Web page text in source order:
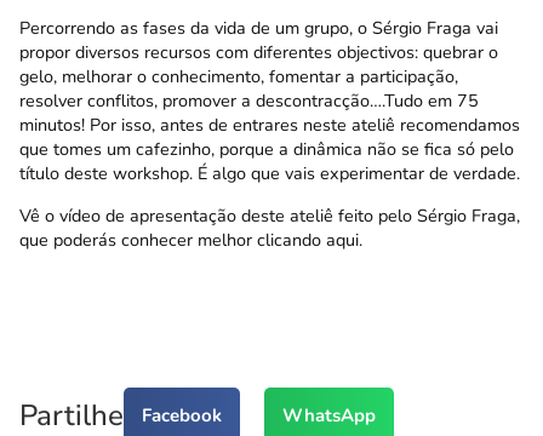
Percorrendo as fases da vida de um grupo, o Sérgio Fraga vai
propor diversos recursos com diferentes objectivos: quebrar o
gelo, melhorar o conhecimento, fomentar a participação,
resolver conflitos, promover a descontracção….Tudo em 75
minutos! Por isso, antes de entrares neste ateliê recomendamos
que tomes um cafezinho, porque a dinâmica não se fica só pelo
título deste workshop. É algo que vais experimentar de verdade.
Vê o vídeo de apresentação deste ateliê feito pelo Sérgio Fraga,
que poderás conhecer melhor clicando aqui.
Partilhe Facebook WhatsApp